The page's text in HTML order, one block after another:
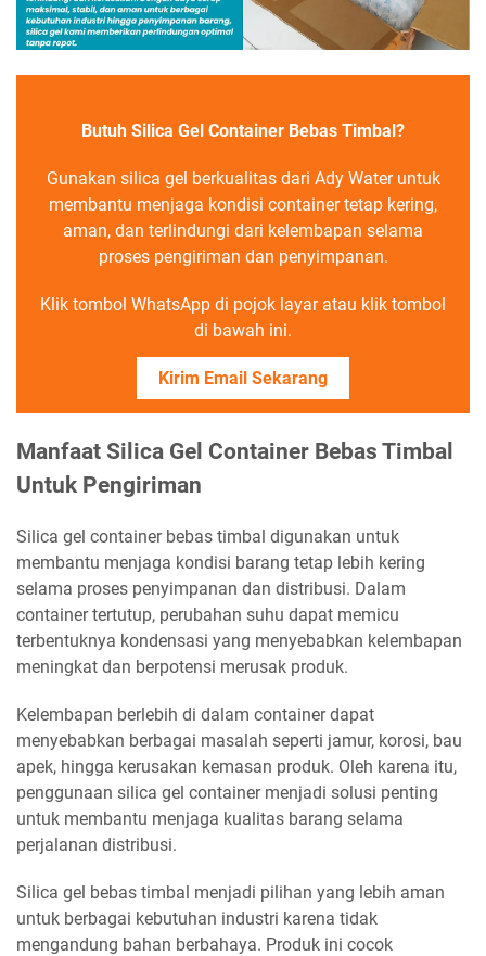
Butuh Silica Gel Container Bebas Timbal?
Gunakan silica gel berkualitas dari Ady Water untuk
membantu menjaga kondisi container tetap kering,
aman, dan terlindungi dari kelembapan selama
proses pengiriman dan penyimpanan.
Klik tombol WhatsApp di pojok layar atau klik tombol
di bawah ini.
Kirim Email Sekarang
Manfaat Silica Gel Container Bebas Timbal
Untuk Pengiriman
Silica gel container bebas timbal digunakan untuk
membantu menjaga kondisi barang tetap lebih kering
selama proses penyimpanan dan distribusi. Dalam
container tertutup, perubahan suhu dapat memicu
terbentuknya kondensasi yang menyebabkan kelembapan
meningkat dan berpotensi merusak produk.
Kelembapan berlebih di dalam container dapat
menyebabkan berbagai masalah seperti jamur, korosi, bau
apek, hingga kerusakan kemasan produk. Oleh karena itu,
penggunaan silica gel container menjadi solusi penting
untuk membantu menjaga kualitas barang selama
perjalanan distribusi.
Silica gel bebas timbal menjadi pilihan yang lebih aman
untuk berbagai kebutuhan industri karena tidak
mengandung bahan berbahaya. Produk ini cocok